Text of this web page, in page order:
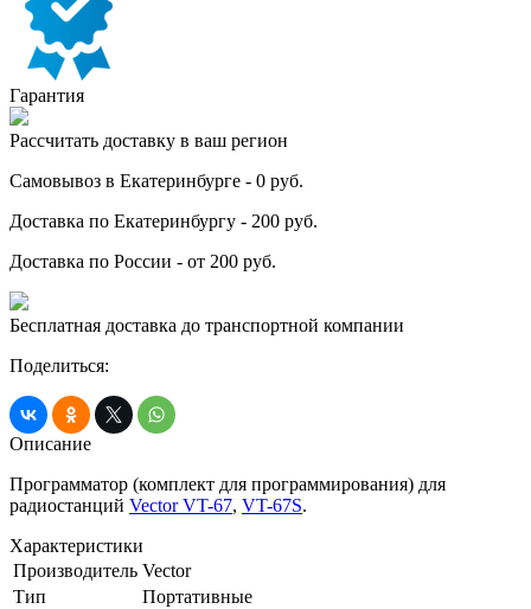
Гарантия
Рассчитать доставку в ваш регион
Самовывоз в Екатеринбурге - 0 руб.
Доставка по Екатеринбургу - 200 руб.
Доставка по России - от 200 руб.
Бесплатная доставка до транспортной компании
Поделиться:
Описание
Программатор (комплект для программирования) для
радиостанций Vector VT-67, VT-67S.
Характеристики
Производитель Vector
Тип
Портативные